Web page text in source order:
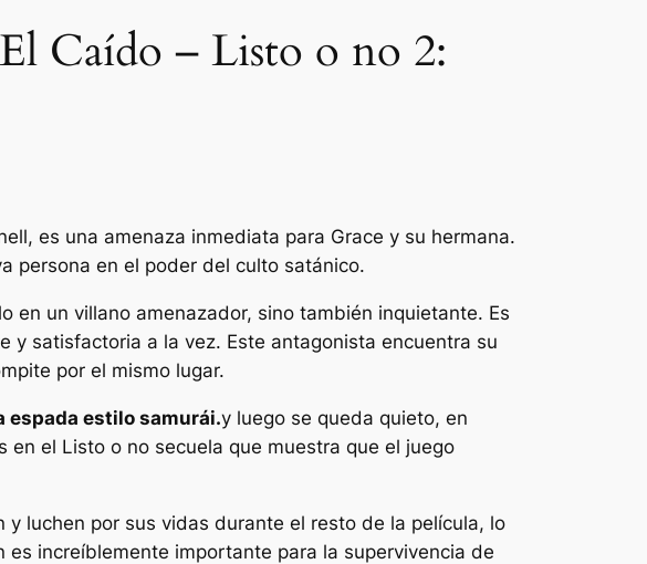
Caído – Listo o no 2:
es una amenaza inmediata para Grace y su hermana.
persona en el poder del culto satánico.
un villano amenazador, sino también inquietante. Es
y satisfactoria a la vez. Este antagonista encuentra su
por el mismo lugar.
espada estilo samurái.y luego se queda quieto, en
en el Listo o no secuela que muestra que el juego
luchen por sus vidas durante el resto de la película, lo
increíblemente importante para la supervivencia de